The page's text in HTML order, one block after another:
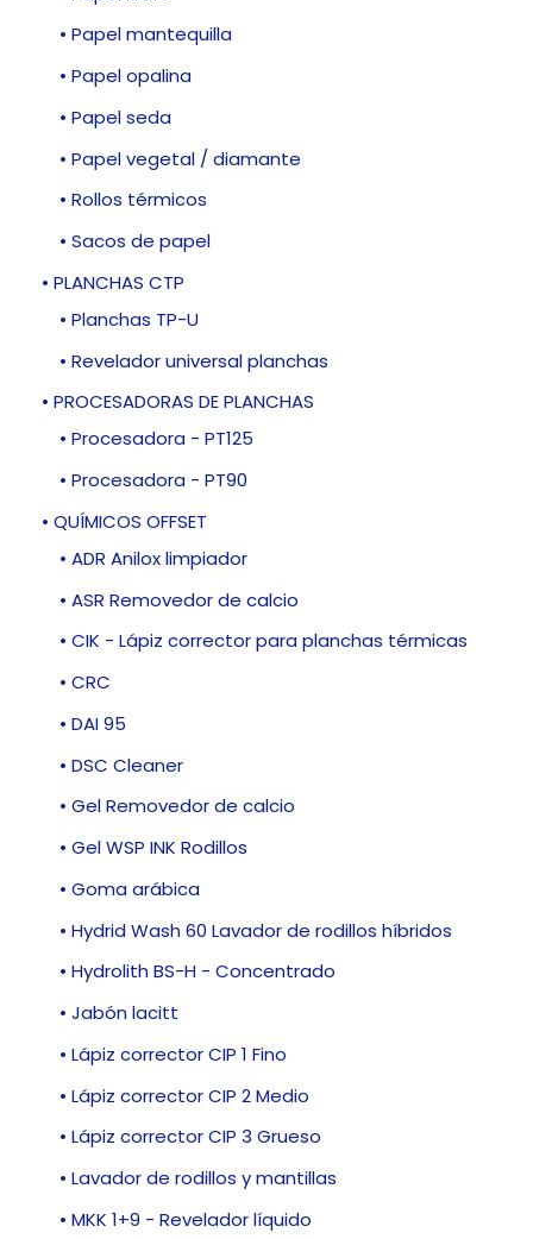
• Papel mantequilla
• Papel opalina
• Papel seda
• Papel vegetal / diamante
• Rollos térmicos
• Sacos de papel
• PLANCHAS CTP
• Planchas TP-U
• Revelador universal planchas
• PROCESADORAS DE PLANCHAS
• Procesadora - PT125
• Procesadora - PT90
• QUÍMICOS OFFSET
• ADR Anilox limpiador
• ASR Removedor de calcio
• CIK - Lápiz corrector para planchas térmicas
• CRC
• DAI 95
• DSC Cleaner
• Gel Removedor de calcio
• Gel WSP INK Rodillos
• Goma arábica
• Hydrid Wash 60 Lavador de rodillos híbridos
• Hydrolith BS-H - Concentrado
• Jabón lacitt
• Lápiz corrector CIP 1 Fino
• Lápiz corrector CIP 2 Medio
• Lápiz corrector CIP 3 Grueso
• Lavador de rodillos y mantillas
• MKK 1+9 - Revelador líquido